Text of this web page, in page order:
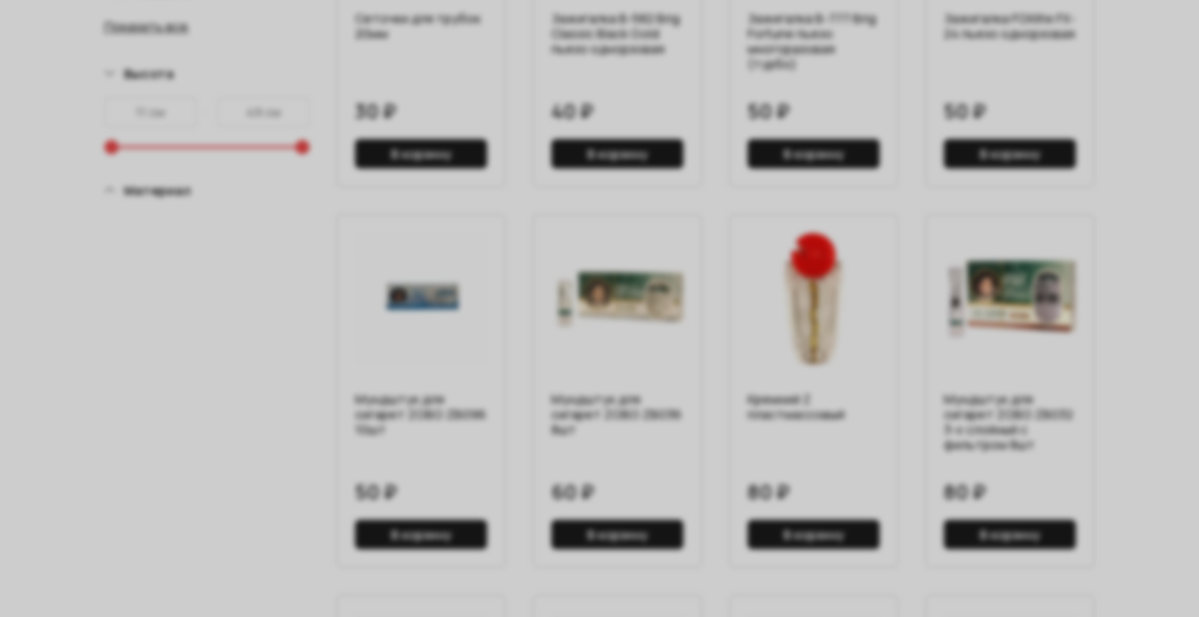
Показать все
Высота
Материал
Сеточки для трубок
20мм
30 ₽
В корзину
Зажигалка B-582 Brig
Classic Black Gold
пьезо однорзовая
40 ₽
В корзину
Зажигалка B-777 Brig
Fortune пьезо
многоразовая
(турбо)
50 ₽
В корзину
Зажигалка FOXlite FX-
24 пьезо однорзовая
50 ₽
В корзину
Мундштук для
сигарет ZOBO ZB096
10шт
50 ₽
В корзину
Мундштук для
сигарет ZOBO ZB036
8шт
60 ₽
В корзину
Кремний Z
пластмассовый
80 ₽
В корзину
Мундштук для
сигарет ZOBO ZB032
3-х слойный с
фильтром 8шт
80 ₽
В корзину